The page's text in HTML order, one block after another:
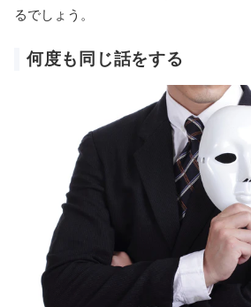
るでしょう。
何度も同じ話をする